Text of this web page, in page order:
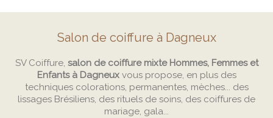
Salon de coiffure à Dagneux
SV Coiffure, salon de coiffure mixte Hommes, Femmes et
Enfants à Dagneuxvous propose, en plus des
techniques colorations, permanentes, mèches... des
lissages Brésiliens, des rituels de soins, des coiffures de
mariage, gala...